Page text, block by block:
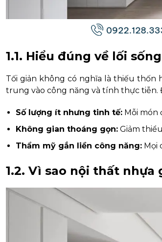
1.1. Hiểu đúng về lối
Tối giản không có nghĩa là thiếu thốn
trung vào công năng và tính thực tiễn.
Số lượng ít nhưng tinh tế: Mỗi món
Không gian thoáng gọn: Giảm
Thẩm mỹ gắn liền công năng: Mọi
1.2. Vì sao nội thất